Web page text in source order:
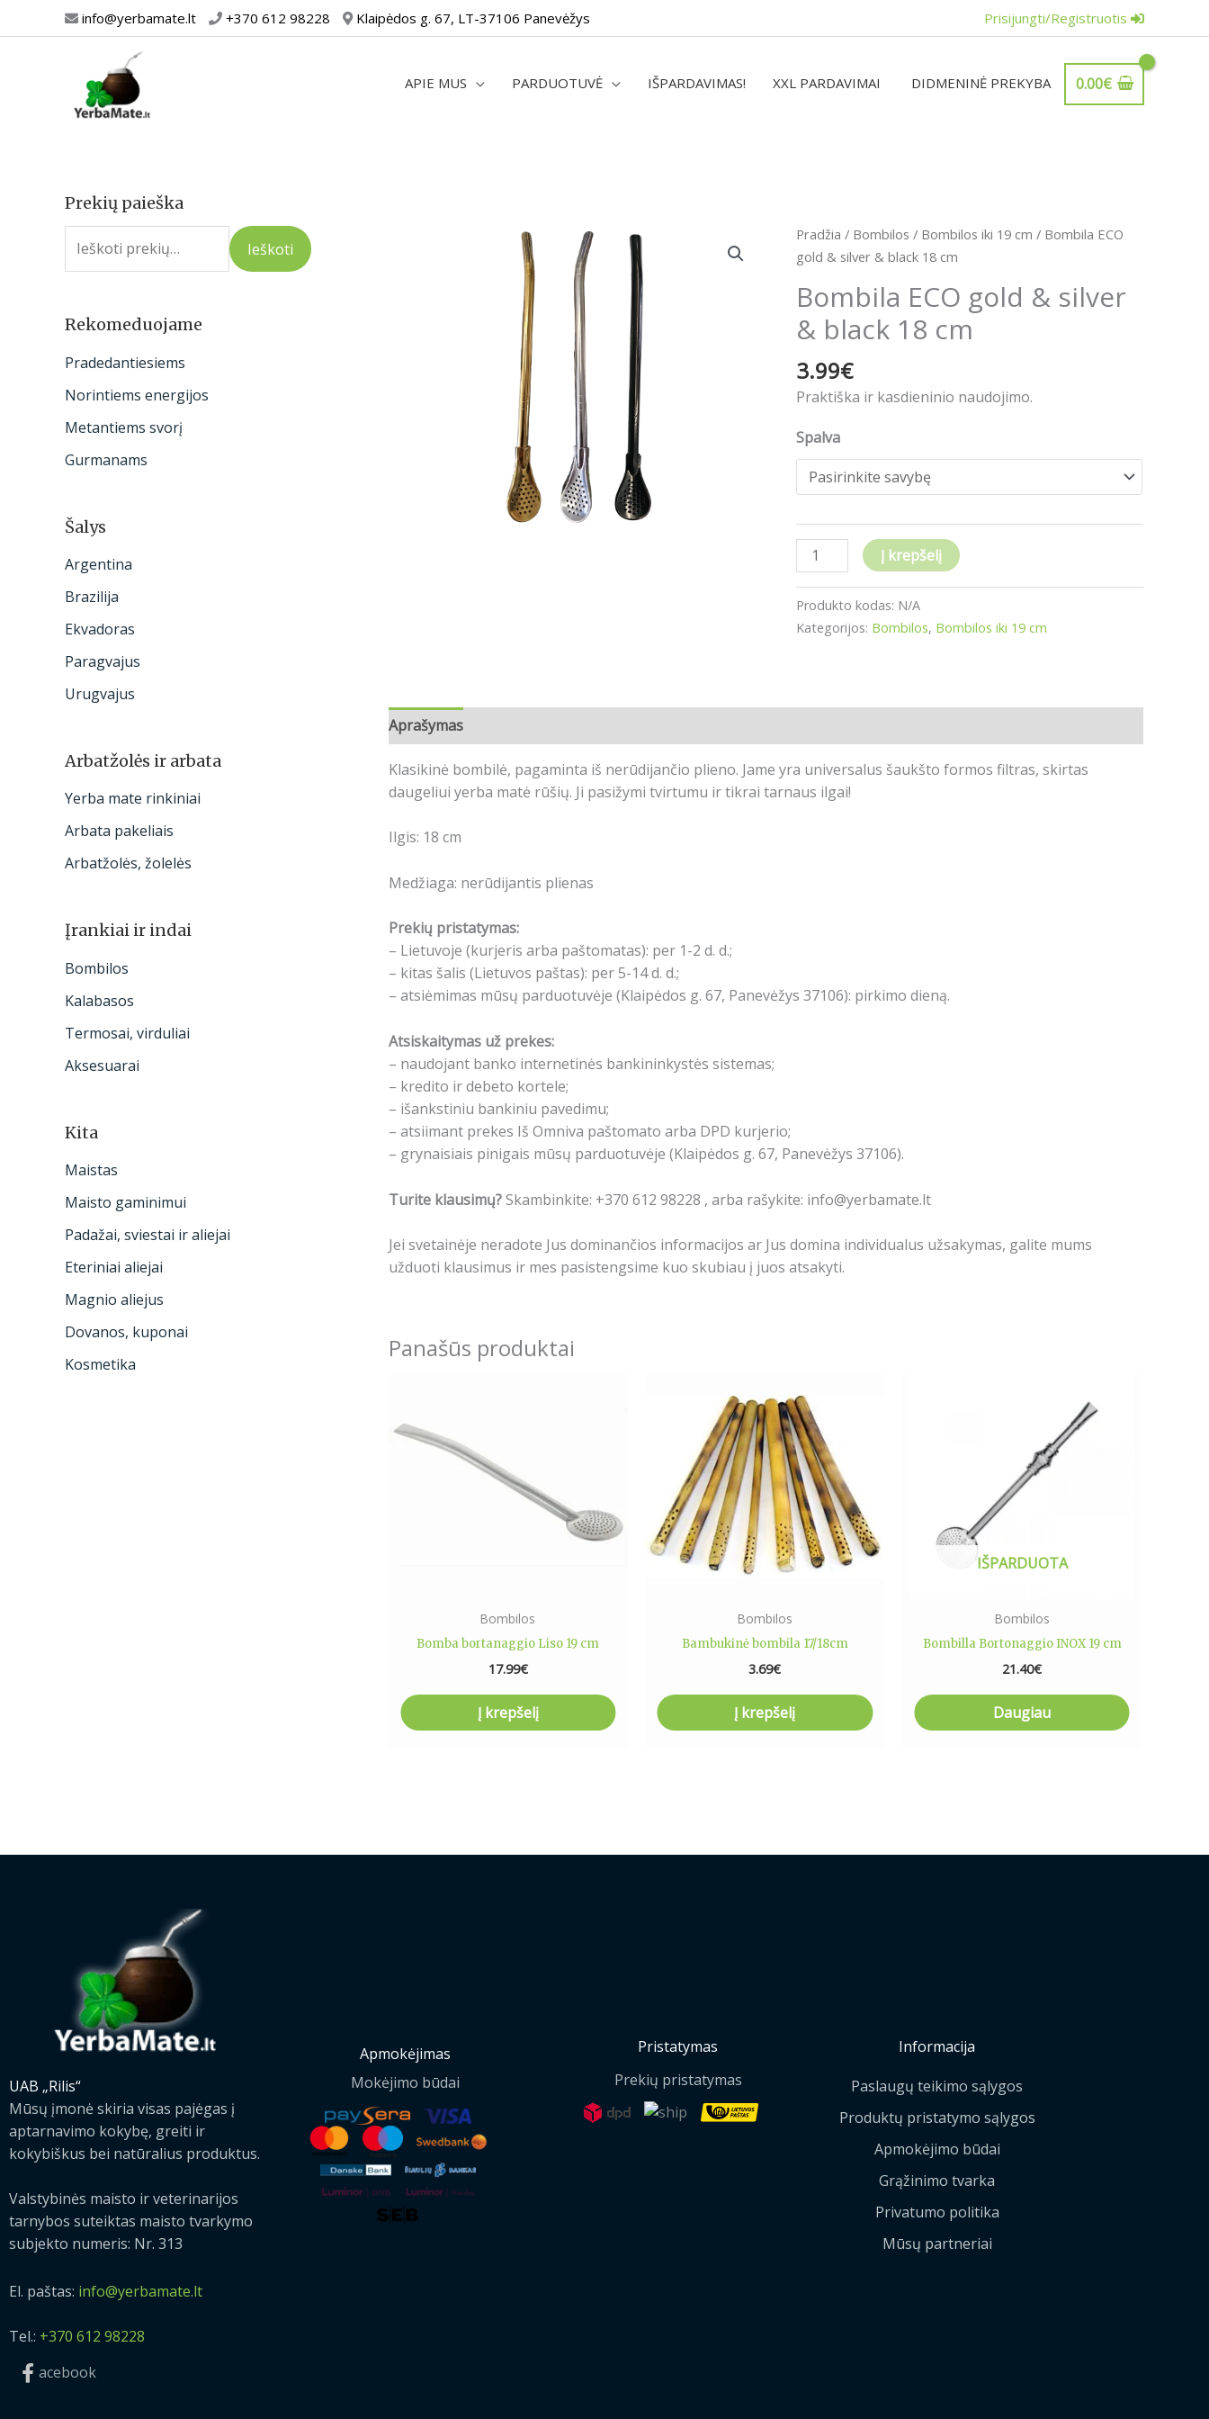
prie
info@yerbamate.lt +370 612 98228 Klaipėdos g. 67, LT-37106 Panevėžys Prisijungti/Registruotis
APIE MUS PARDUOTUVĖ IŠPARDAVIMAS! XXL PARDAVIMAI DIDMENINĖ PREKYBA 0.00€
Prekių paieška
I
e
o
:
Ieškoti
Rekomeduojame
Pradedantiesiems
Norintiems energijos
Metantiems svorį
Gurmanams
Šalys
Argentina
Brazilija
Ekvadoras
Paragvajus
Urugvajus
Arbatžolės ir arbata
Yerba mate rinkiniai
Arbata pakeliais
Arbatžolės, žolelės
Įrankiai ir indai
Bombilos
Kalabasos
Termosai, virduliai
Aksesuarai
Kita
Maistas
Maisto gaminimui
Padažai, sviestai ir aliejai
Eteriniai aliejai
Magnio aliejus
Dovanos, kuponai
Kosmetika
Pradžia / Bombilos / Bombilos iki 19 cm / Bombila ECO
gold & silver & black 18 cm
Bombila ECO gold & silver
& black 18 cm
3.99€
Praktiška ir kasdieninio naudojimo.
Spalva
produkto
kiekis:
ECO
gold
&
silver
&
18
cm
Į krepšelį
Produkto kodas: N/A
Kategorijos: Bombilos, Bombilos iki 19 cm
Aprašymas
Klasikinė bombilė, pagaminta iš nerūdijančio plieno. Jame yra universalus šaukšto formos filtras, skirtas
daugeliui yerba matė rūšių. Ji pasižymi tvirtumu ir tikrai tarnaus ilgai!
Ilgis: 18 cm
Medžiaga: nerūdijantis plienas
Prekių pristatymas:
– Lietuvoje (kurjeris arba paštomatas): per 1-2 d. d.;
– kitas šalis (Lietuvos paštas): per 5-14 d. d.;
– atsiėmimas mūsų parduotuvėje (Klaipėdos g. 67, Panevėžys 37106): pirkimo dieną.
Atsiskaitymas už prekes:
– naudojant banko internetinės bankininkystės sistemas;
– kredito ir debeto kortele;
– išankstiniu bankiniu pavedimu;
– atsiimant prekes Iš Omniva paštomato arba DPD kurjerio;
– grynaisiais pinigais mūsų parduotuvėje (Klaipėdos g. 67, Panevėžys 37106).
Turite klausimų?Skambinkite: +370 612 98228 , arba rašykite: info@yerbamate.lt
Jei svetainėje neradote Jus dominančios informacijos ar Jus domina individualus užsakymas, galite mums
užduoti klausimus ir mes pasistengsime kuo skubiau į juos atsakyti.
Panašūs produktai
Bombilos
Bomba bortanaggio Liso 19 cm
17.99€
Į krepšelį
Bombilos
Bambukinė bombila 17/18cm
3.69€
Į krepšelį
IŠPARDUOTA
Bombilos
Bombilla Bortonaggio INOX 19 cm
21.40€
Daugiau
UAB „Rilis“
Mūsų įmonė skiria visas pajėgas į
aptarnavimo kokybę, greiti ir
kokybiškus bei natūralius produktus.
Valstybinės maisto ir veterinarijos
tarnybos suteiktas maisto tvarkymo
subjekto numeris: Nr. 313
El. paštas: info@yerbamate.lt
Tel.: +370 612 98228
acebook
Apmokėjimas
Mokėjimo būdai
Pristatymas
Prekių pristatymas
Informacija
Paslaugų teikimo sąlygos
Produktų pristatymo sąlygos
Apmokėjimo būdai
Grąžinimo tvarka
Privatumo politika
Mūsų partneriai